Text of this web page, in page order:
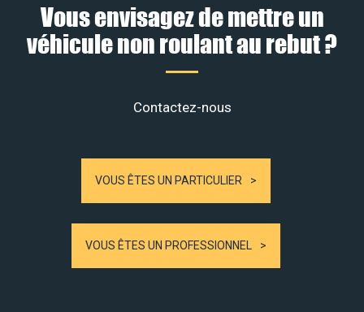
Vous envisagez de mettre un
véhicule non roulant au rebut ?
Contactez-nous
VOUS ÊTES UN PARTICULIER
VOUS ÊTES UN PROFESSIONNEL